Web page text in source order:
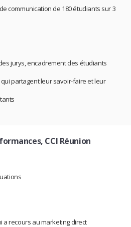
communication de 180 étudiants sur 3
jurys, encadrement des étudiants
partagent leur savoir-faire et leur
CCI Réunion
a recours au marketing direct